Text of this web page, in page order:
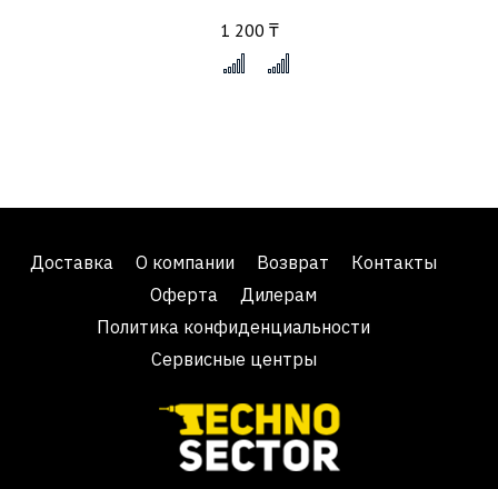
1 200 ₸
Доставка О компании Возврат
Контакты
Оферта
Дилерам
Политика конфиденциальности
Сервисные центры